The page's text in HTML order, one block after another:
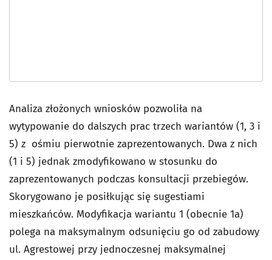
Analiza złożonych wniosków pozwoliła na
wytypowanie do dalszych prac trzech wariantów (1, 3 i
5) z ośmiu pierwotnie zaprezentowanych. Dwa z nich
(1 i 5) jednak zmodyfikowano w stosunku do
zaprezentowanych podczas konsultacji przebiegów.
Skorygowano je posiłkując się sugestiami
mieszkańców. Modyfikacja wariantu 1 (obecnie 1a)
polega na maksymalnym odsunięciu go od zabudowy
ul. Agrestowej przy jednoczesnej maksymalnej